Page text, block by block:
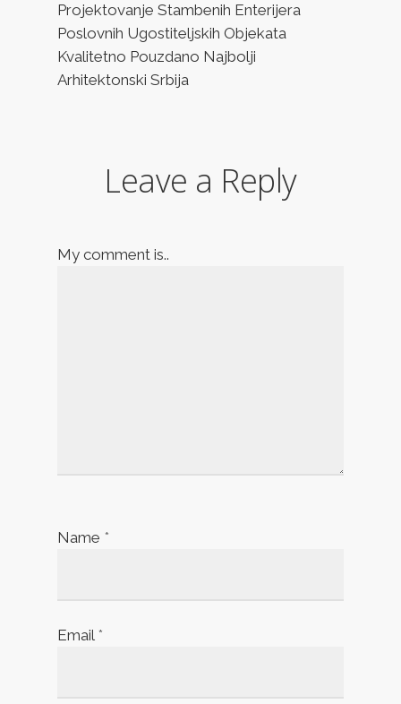
Projektovanje Stambenih Enterijera
Poslovnih Ugostiteljskih Objekata
Kvalitetno Pouzdano Najbolji
Arhitektonski Srbija
Leave a Reply
My comment is..
Name *
Email *